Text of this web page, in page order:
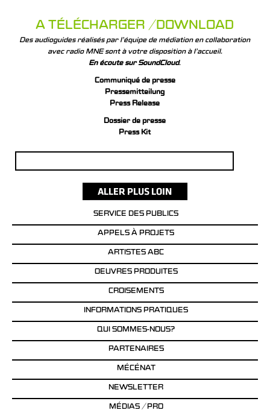
A TÉLÉCHARGER /DOWNLOAD
Des audioguides réalisés par l’équipe de médiation en collaboration
avec radio MNE sont à votre disposition à l’accueil.
En écoute sur SoundCloud.
Communiqué de presse
Pressemitteilung
Press Release
Dossier de presse
Press Kit
SERVICE DES PUBLICS
APPELS À PROJETS
ARTISTES ABC
OEUVRES PRODUITES
CROISEMENTS
INFORMATIONS PRATIQUES
QUI SOMMES-NOUS?
PARTENAIRES
MÉCÉNAT
NEWSLETTER
MÉDIAS / PRO